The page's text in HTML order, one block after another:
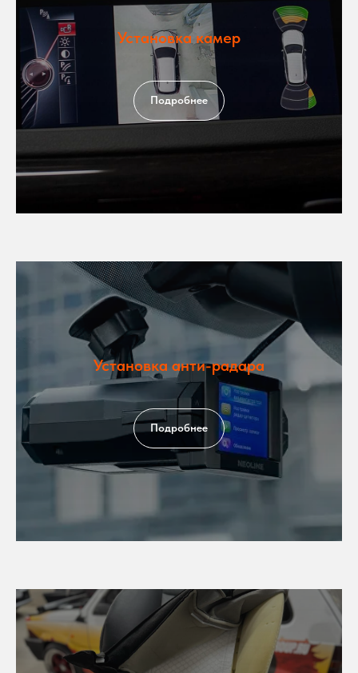
Установка камер
Подробнее
Установка анти-радара
Подробнее